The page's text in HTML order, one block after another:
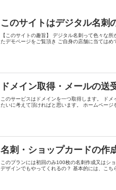
このサイトはデジタル名刺
【このサイトの趣旨】 デジタル名刺って色々な
たデモページをご覧頂き ご自身の店舗に当ては
ドメイン取得・メールの送
このサービスはドメインを一つ取得します。 ド
たいに考えて頂ければと思います。 ホームペー
名刺・ショップカードの作
このプランには初回のみ100枚の名刺作成又はシ
デザインでもやってくれるの？ 基本的には、こ